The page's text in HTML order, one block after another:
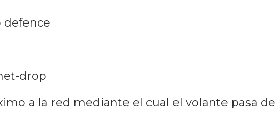
defence
drop
a la red mediante el cual el volante pasa